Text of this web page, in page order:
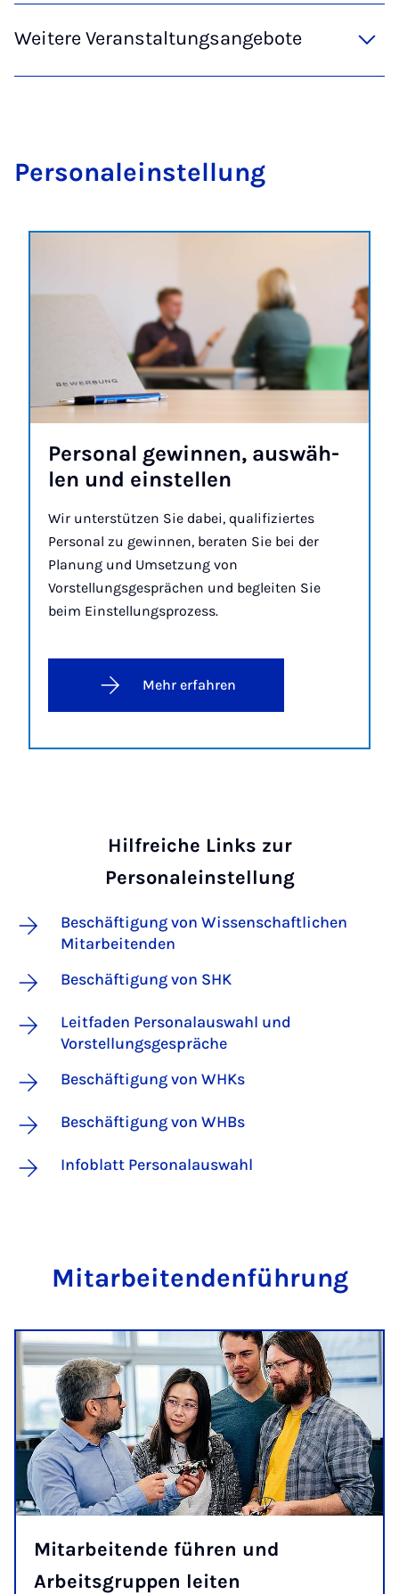
Weitere Veranstaltungsangebote
Per­so­nal­ein­stel­lung
Per­so­nal ge­win­nen, aus­wäh­
len und ein­stel­len
Wir unterstützen Sie dabei, qualifiziertes
Personal zu gewinnen, beraten Sie bei der
Planung und Umsetzung von
Vorstellungsgesprächen und begleiten Sie
beim Einstellungsprozess.
Mehr erfahren
Hilfreiche Links zur
Personaleinstellung
Beschäftigung von Wissenschaftlichen
Mitarbeitenden
Beschäftigung von SHK
Leitfaden Personalauswahl und
Vorstellungsgespräche
Beschäftigung von WHKs
Beschäftigung von WHBs
Infoblatt Personalauswahl
Mitarbeitendenführung
Mitarbeitende führen und
Arbeitsgruppen leiten